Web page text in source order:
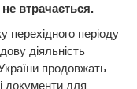
втрачається.
перехідного періоду
діяльність
продовжать
документи для